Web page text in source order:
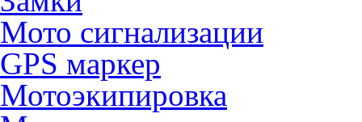
Мото сигнализации
GPS маркер
Мотоэкипировка